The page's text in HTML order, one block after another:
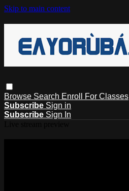
Skip to main content
Browse Search Enroll For Classes
Subscribe Sign in
Subscribe Sign In